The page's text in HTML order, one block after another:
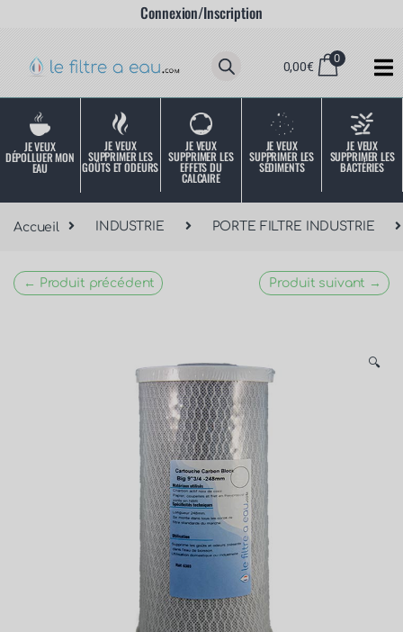
Connexion/Inscription
0,00€
0
JE VEUX
DÉPOLLUER MON
EAU
JE VEUX
SUPPRIMER LES
GOÛTS ET ODEURS
JE VEUX
SUPPRIMER LES
EFFETS DU
CALCAIRE
JE VEUX
SUPPRIMER LES
SÉDIMENTS
JE VEUX
SUPPRIMER LES
BACTÉRIES
Accueil INDUSTRIE PORTE FILTRE INDUSTRIE
← Produit précédent Produit suivant →
🔍